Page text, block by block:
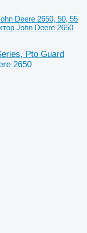
Deere 2650, 50, 55
John Deere 2650
Pto Guard
2650